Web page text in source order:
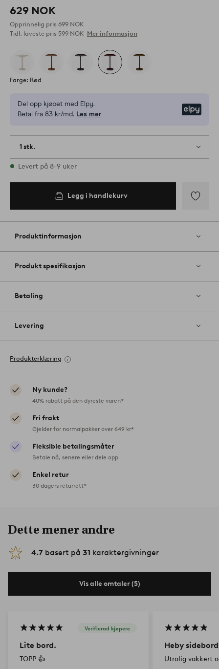
629 NOK
Opprinnelig pris 699 NOK
Tidl. laveste pris 599 NOK Mer informasjon
Farge: Rød
Del opp kjøpet med Elpy.
Betal fra 83 kr/md. Les mer
1 stk.
På lager
Levert på 8-9 uker
Legg i handlekurv
til
Produktinformasjon
Produkt spesifikasjon
Betaling
Levering
Produkterklæring
Ny kunde?
40% rabatt på den dyreste varen*
Fri frakt
Gjelder for normalpakker over 649 kr*
Fleksible betalingsmåter
Betale nå, senere eller dele opp
Enkel retur
30 dagers returrett*
Dette mener andre
4.7 basert på 31 karaktergivninger
Vis alle omtaler (5)
Verifierad kjøpere
Lite bord.
TOPP 👍
Heby sidebord
Utrolig vakkert